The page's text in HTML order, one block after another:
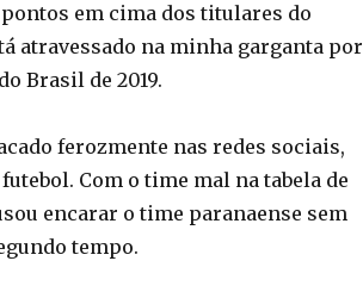
em cima dos titulares do
atravessado na minha garganta por
Brasil de 2019.
ferozmente nas redes sociais,
Com o time mal na tabela de
encarar o time paranaense sem
tempo.